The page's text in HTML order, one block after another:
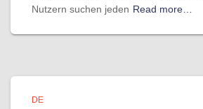
Nutzern suchen jeden Read more…
DE